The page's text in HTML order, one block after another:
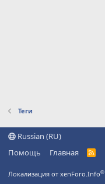
Теги
Russian (RU)
Помощь
Главная
R
Локализация от xenForo.Info®